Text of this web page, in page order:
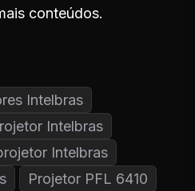
conteúdos.
Intelbras
Intelbras
Intelbras
Projetor PFL 6410